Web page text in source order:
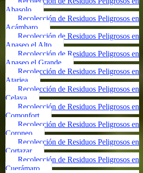
Abasolo
Recolección de Residuos Peligrosos en
Acámbaro
Recolección de Residuos Peligrosos en
Apaseo el Alto
Recolección de Residuos Peligrosos en
Apaseo el Grande
Recolección de Residuos Peligrosos en
Atarjea
Recolección de Residuos Peligrosos en
Celaya
Recolección de Residuos Peligrosos en
Comonfort
Recolección de Residuos Peligrosos en
Coroneo
Recolección de Residuos Peligrosos en
Cortazar
Recolección de Residuos Peligrosos en
Cuerámaro